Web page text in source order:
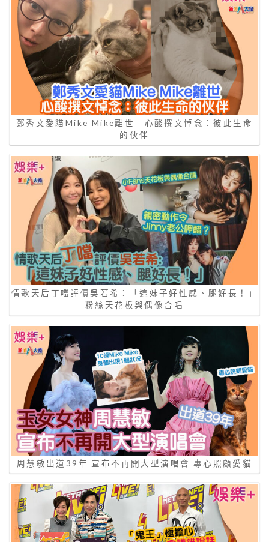
鄭秀文愛貓Mike Mike離世 心酸撰文悼念：彼此生命
的伙伴
情歌天后丁噹評價吳若希：「這妹子好性感、腿好長！」
粉絲天花板與偶像合唱
周慧敏出道39年 宣布不再開大型演唱會 專心照顧愛貓